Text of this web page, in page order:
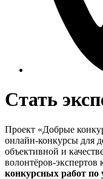
Стать
Проект «Добрые
онлайн-конкурсы для
объективной и
волонтёров-экспертов
конкурсных работ